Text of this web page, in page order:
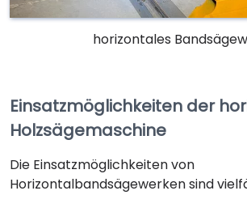
horizontales
Einsatzmöglichkeiten der
Holzsägemaschine
Die Einsatzmöglichkeiten von
Horizontalbandsägewerken sind